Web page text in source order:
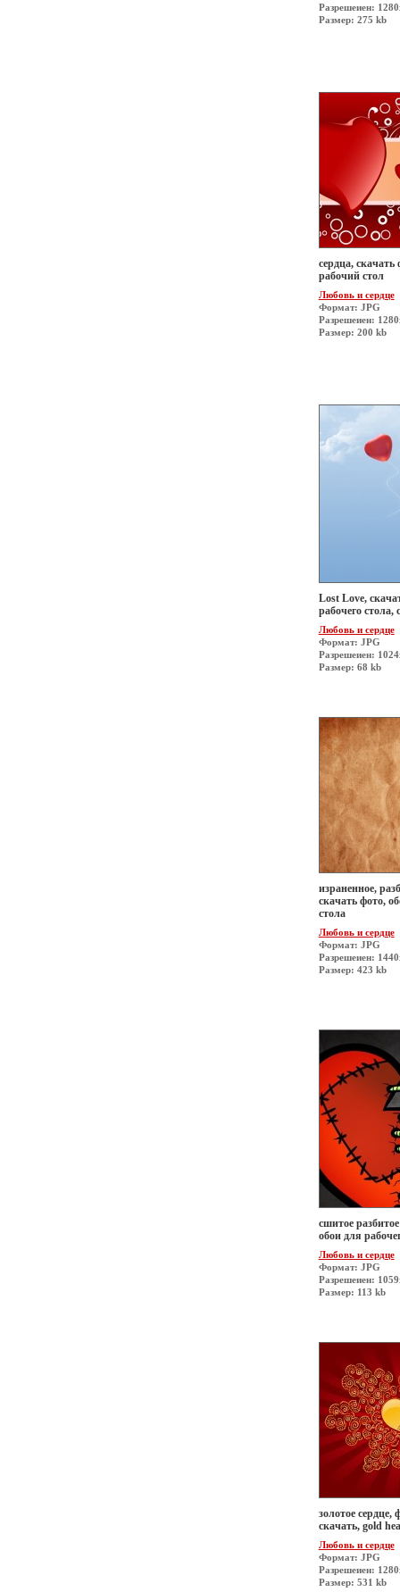
Разрешеиен:
Размер: 275 kb
сердца, скачать
рабочий стол
Любовь и сердце
Формат: JPG
Разрешеиен:
Размер: 200 kb
Lost Love,
рабочего стола,
Любовь и сердце
Формат: JPG
Разрешеиен:
Размер: 68 kb
израненное,
скачать фото,
стола
Любовь и сердце
Формат: JPG
Разрешеиен:
Размер: 423 kb
сшитое
обои для
Любовь и сердце
Формат: JPG
Разрешеиен:
Размер: 113 kb
золотое сердце,
скачать, gold
Любовь и сердце
Формат: JPG
Разрешеиен:
Размер: 531 kb